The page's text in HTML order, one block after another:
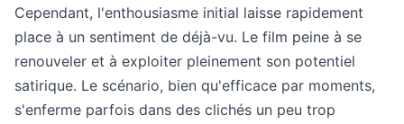
Cependant, l'enthousiasme initial laisse rapidement
place à un sentiment de déjà-vu. Le film peine à se
renouveler et à exploiter pleinement son potentiel
satirique. Le scénario, bien qu'efficace par moments,
s'enferme parfois dans des clichés un peu trop